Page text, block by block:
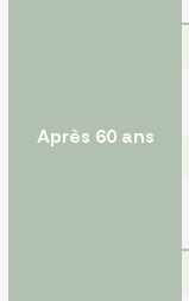
Après 60 ans